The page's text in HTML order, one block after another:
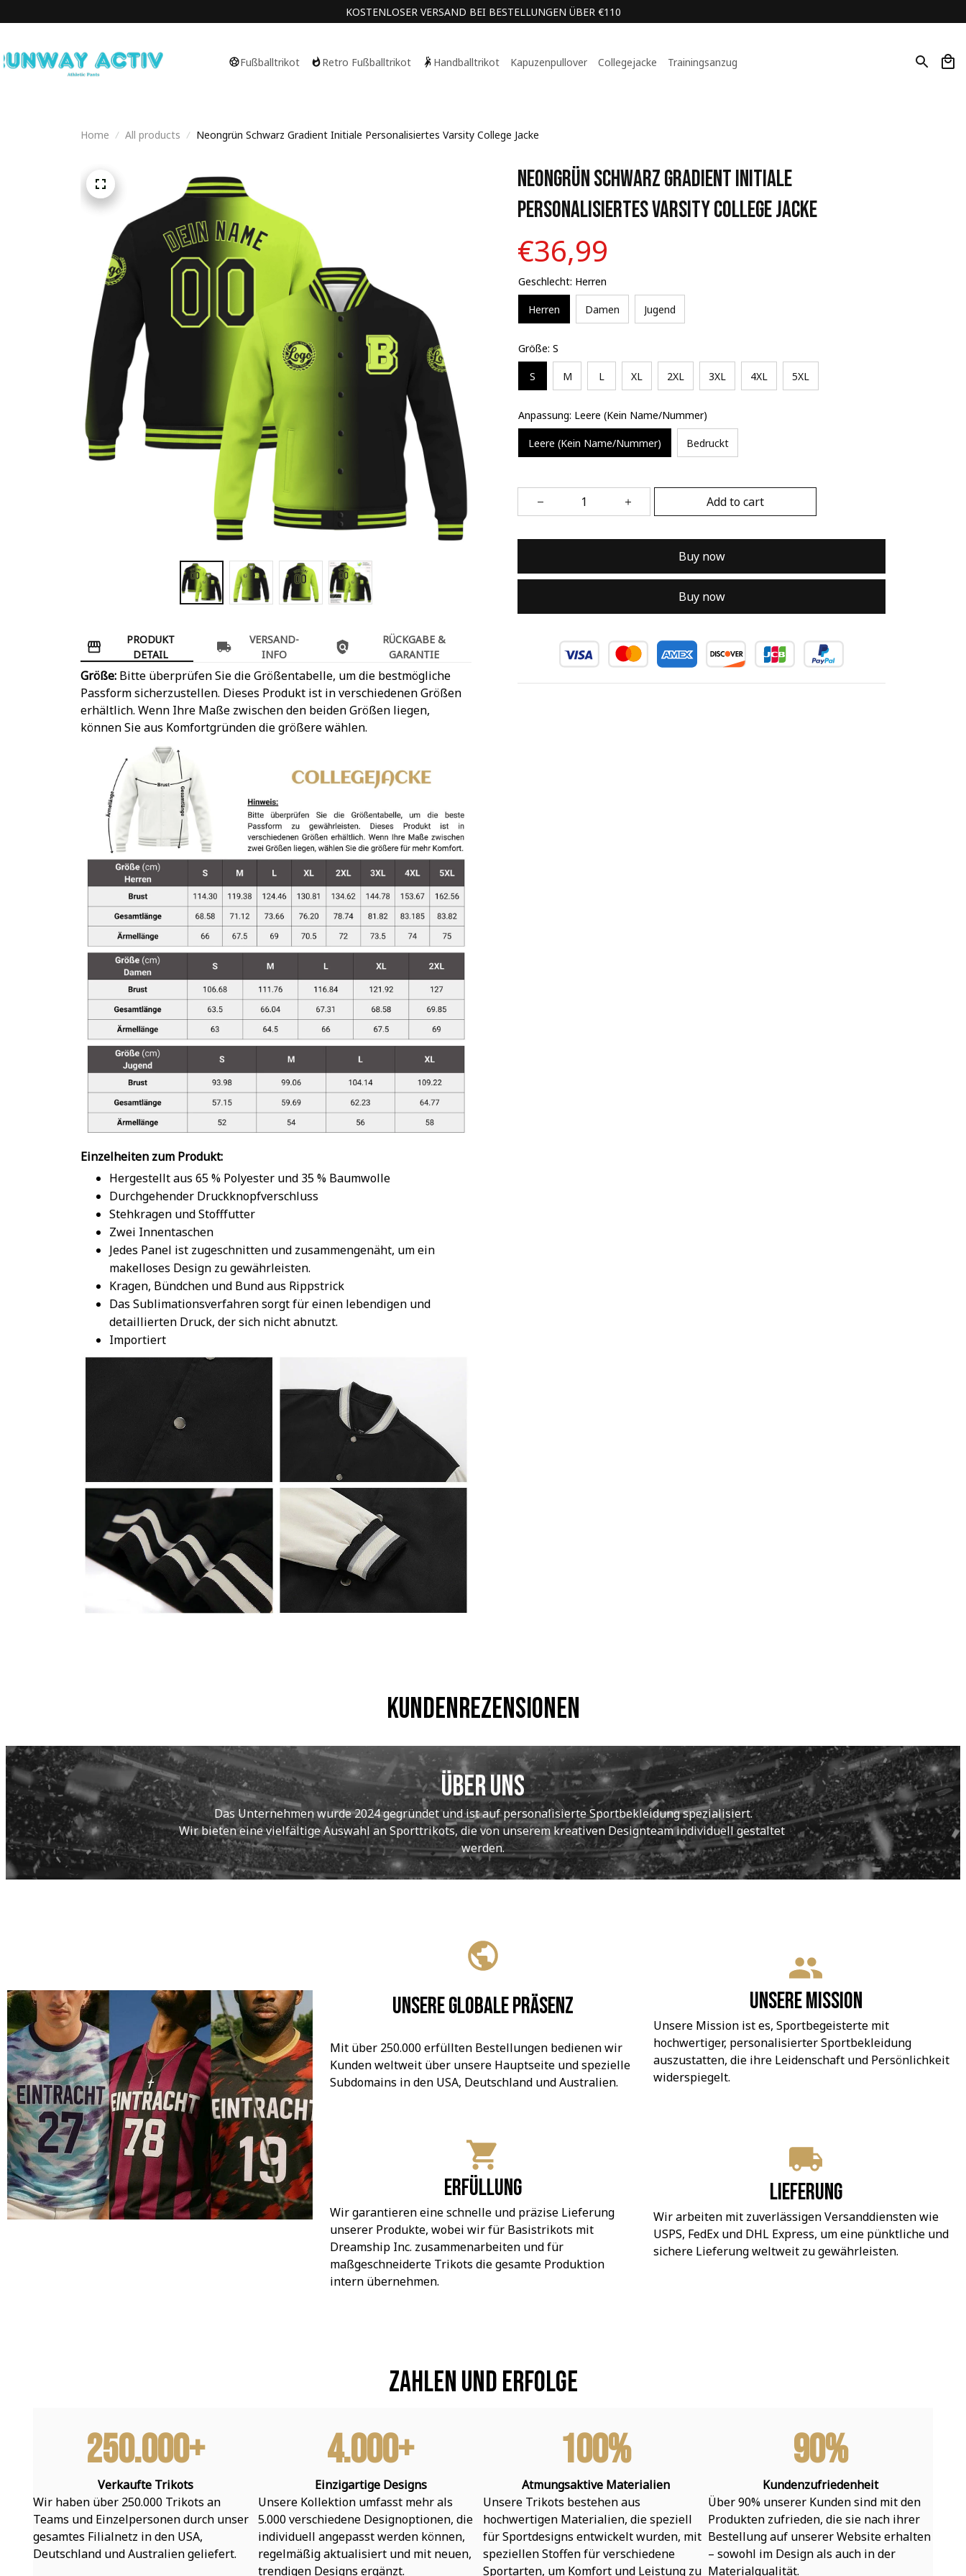
KOSTENLOSER VERSAND BEI BESTELLUNGEN ÜBER €110
Fußballtrikot Retro Fußballtrikot Handballtrikot Kapuzenpullover Collegejacke Trainingsanzug
Home All products Neongrün Schwarz Gradient Initiale Personalisiertes Varsity College Jacke
PRODUKT
DETAIL
VERSAND-
INFO
RÜCKGABE &
GARANTIE
Größe: Bitte überprüfen Sie die Größentabelle, um die bestmögliche
Passform sicherzustellen. Dieses Produkt ist in verschiedenen Größen
erhältlich. Wenn Ihre Maße zwischen den beiden Größen liegen,
können Sie aus Komfortgründen die größere wählen.
Einzelheiten zum Produkt:
Hergestellt aus 65 % Polyester und 35 % Baumwolle
Durchgehender Druckknopfverschluss
Stehkragen und Stofffutter
Zwei Innentaschen
Jedes Panel ist zugeschnitten und zusammengenäht, um ein
makelloses Design zu gewährleisten.
Kragen, Bündchen und Bund aus Rippstrick
Das Sublimationsverfahren sorgt für einen lebendigen und
detaillierten Druck, der sich nicht abnutzt.
Importiert
Neongrün Schwarz Gradient Initiale
Personalisiertes Varsity College Jacke
€36,99
Geschlecht: Herren
Herren Damen Jugend
Größe: S
S M L XL 2XL 3XL 4XL 5XL
Anpassung: Leere (Kein Name/Nummer)
Leere (Kein Name/Nummer) Bedruckt
Add to cart
Buy now
Buy now
Kundenrezensionen
Über uns
Das Unternehmen wurde 2024 gegründet und ist auf personalisierte Sportbekleidung spezialisiert.
Wir bieten eine vielfältige Auswahl an Sporttrikots, die von unserem kreativen Designteam individuell gestaltet
werden.
Unsere globale Präsenz
Mit über 250.000 erfüllten Bestellungen bedienen wir
Kunden weltweit über unsere Hauptseite und spezielle
Subdomains in den USA, Deutschland und Australien.
Erfüllung
Wir garantieren eine schnelle und präzise Lieferung
unserer Produkte, wobei wir für Basistrikots mit
Dreamship Inc. zusammenarbeiten und für
maßgeschneiderte Trikots die gesamte Produktion
intern übernehmen.
Unsere Mission
Unsere Mission ist es, Sportbegeisterte mit
hochwertiger, personalisierter Sportbekleidung
auszustatten, die ihre Leidenschaft und Persönlichkeit
widerspiegelt.
Lieferung
Wir arbeiten mit zuverlässigen Versanddiensten wie
USPS, FedEx und DHL Express, um eine pünktliche und
sichere Lieferung weltweit zu gewährleisten.
Zahlen und Erfolge
250.000+
Verkaufte Trikots
Wir haben über 250.000 Trikots an
Teams und Einzelpersonen durch unser
gesamtes Filialnetz in den USA,
Deutschland und Australien geliefert.
4.000+
Einzigartige Designs
Unsere Kollektion umfasst mehr als
5.000 verschiedene Designoptionen, die
individuell angepasst werden können,
regelmäßig aktualisiert und mit neuen,
trendigen Designs ergänzt.
100%
Atmungsaktive Materialien
Unsere Trikots bestehen aus
hochwertigen Materialien, die speziell
für Sportdesigns entwickelt wurden, mit
speziellen Stoffen für verschiedene
Sportarten, um Komfort und Leistung zu
90%
Kundenzufriedenheit
Über 90% unserer Kunden sind mit den
Produkten zufrieden, die sie nach ihrer
Bestellung auf unserer Website erhalten
– sowohl im Design als auch in der
Materialqualität.